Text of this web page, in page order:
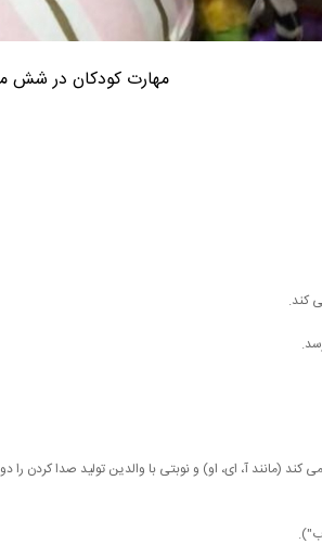
مهارت کودکان در شش
کند.
(مانند آ، ای، او) و نوبتی با والدین تولید صدا کردن را